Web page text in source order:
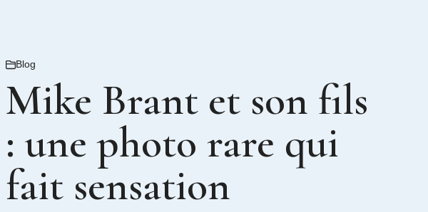
Blog
Mike Brant et son fils
: une photo rare qui
fait sensation